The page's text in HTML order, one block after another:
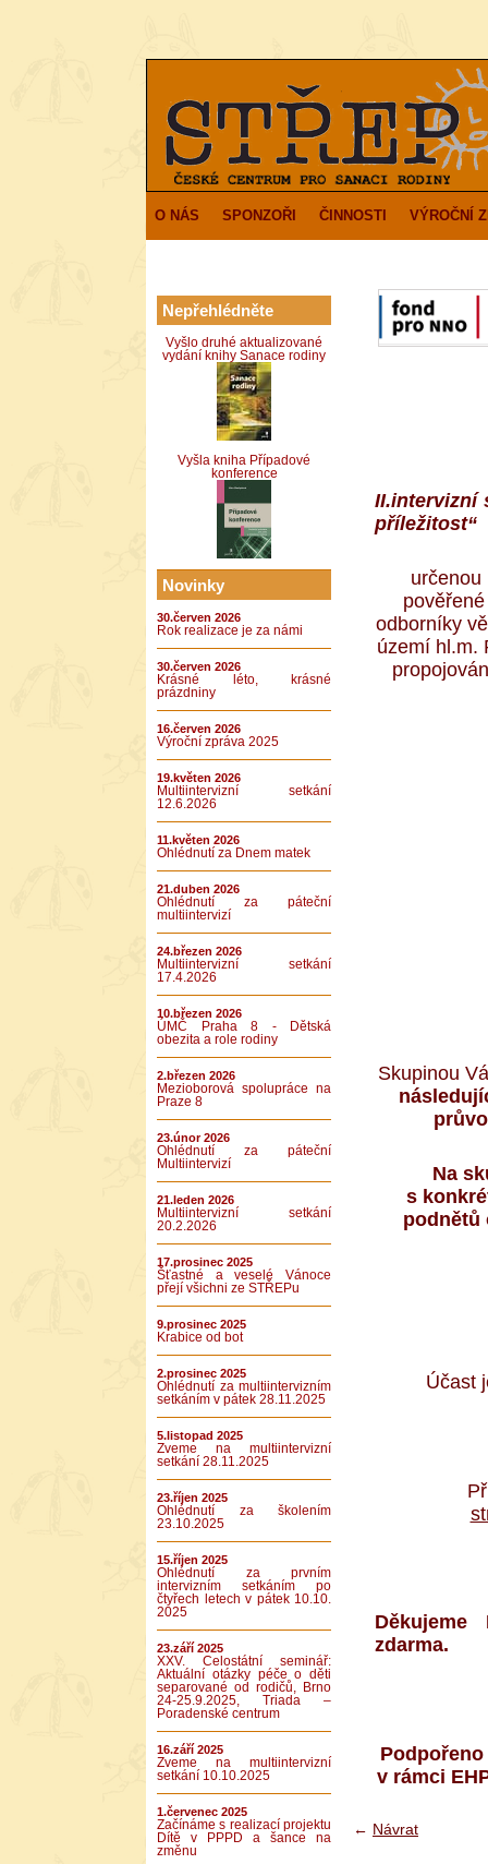
O NÁS SPONZOŘI ČINNOSTI VÝROČNÍ
Nepřehlédněte
Vyšlo druhé aktualizované
vydání knihy Sanace rodiny
Vyšla kniha Případové
konference
Novinky
30.červen 2026
Rok realizace je za námi
30.červen 2026
Krásné léto, krásné
prázdniny
16.červen 2026
Výroční zpráva 2025
19.květen 2026
Multiintervizní setkání
12.6.2026
11.květen 2026
Ohlédnutí za Dnem matek
21.duben 2026
Ohlédnutí za páteční
multiintervizí
24.březen 2026
Multiintervizní setkání
17.4.2026
10.březen 2026
ÚMČ Praha 8 - Dětská
obezita a role rodiny
2.březen 2026
Mezioborová spolupráce na
Praze 8
23.únor 2026
Ohlédnutí za páteční
Multiintervizí
21.leden 2026
Multiintervizní setkání
20.2.2026
17.prosinec 2025
Šťastné a veselé Vánoce
přejí všichni ze STŘEPu
9.prosinec 2025
Krabice od bot
2.prosinec 2025
Ohlédnutí za multiintervizním
setkáním v pátek 28.11.2025
5.listopad 2025
Zveme na multiintervizní
setkání 28.11.2025
23.říjen 2025
Ohlédnutí za školením
23.10.2025
15.říjen 2025
Ohlédnutí za prvním
intervizním setkáním po
čtyřech letech v pátek 10.10.
2025
23.září 2025
XXV. Celostátní seminář:
Aktuální otázky péče o děti
separované od rodičů, Brno
24-25.9.2025, Triada –
Poradenské centrum
16.září 2025
Zveme na multiintervizní
setkání 10.10.2025
1.červenec 2025
Začínáme s realizací projektu
Dítě v PPPD a šance na
změnu
II.intervizní
příležitost“
určenou
odborníky
území hl.m.
Skupinou
Na
s
podnětů
Účast
zdarma.
v rámci
← Návrat